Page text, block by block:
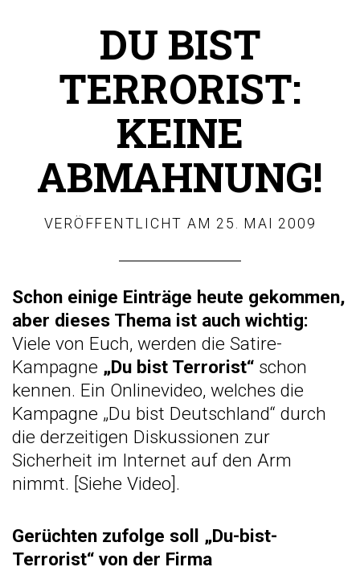
DU BIST
TERRORIST:
KEINE
ABMAHNUNG!
VERÖFFENTLICHT AM 25. MAI 2009
Schon einige Einträge heute gekommen,
aber dieses Thema ist auch wichtig:
Viele von Euch, werden die Satire-
Kampagne „Du bist Terrorist“ schon
kennen. Ein Onlinevideo, welches die
Kampagne „Du bist Deutschland“ durch
die derzeitigen Diskussionen zur
Sicherheit im Internet auf den Arm
nimmt. [Siehe Video].
Gerüchten zufolge soll „Du-bist-
Terrorist“ von der Firma